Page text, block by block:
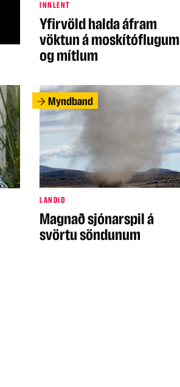
INNLENT
Yfirvöld halda áfram
vöktun á moskítóflugum
og mítlum
Myndband
LANDIÐ
Magnað sjónarspil á
svörtu söndunum